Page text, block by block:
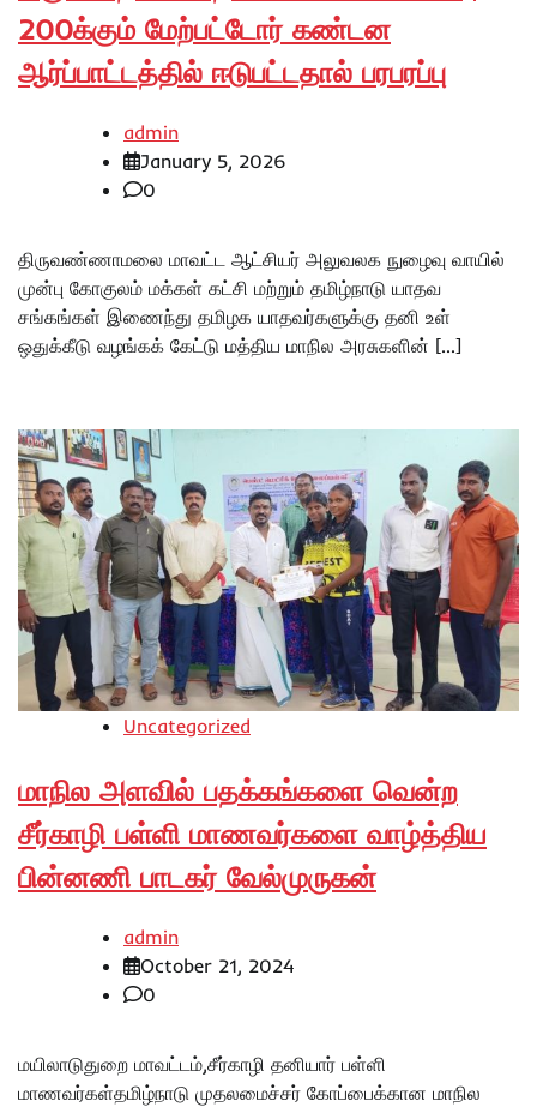
200க்கும் மேற்பட்டோர் கண்டன
ஆர்ப்பாட்டத்தில் ஈடுபட்டதால் பரபரப்பு
admin
January 5, 2026
0
திருவண்ணாமலை மாவட்ட ஆட்சியர் அலுவலக நுழைவு வாயில்
முன்பு கோகுலம் மக்கள் கட்சி மற்றும் தமிழ்நாடு யாதவ
சங்கங்கள் இணைந்து தமிழக யாதவர்களுக்கு தனி உள்
ஒதுக்கீடு வழங்கக் கேட்டு மத்திய மாநில அரசுகளின் […]
Uncategorized
மாநில அளவில் பதக்கங்களை வென்ற
சீர்காழி பள்ளி மாணவர்களை வாழ்த்திய
பின்னணி பாடகர் வேல்முருகன்
admin
October 21, 2024
0
மயிலாடுதுறை மாவட்டம்,சீர்காழி தனியார் பள்ளி
மாணவர்கள்தமிழ்நாடு முதலமைச்சர் கோப்பைக்கான மாநில